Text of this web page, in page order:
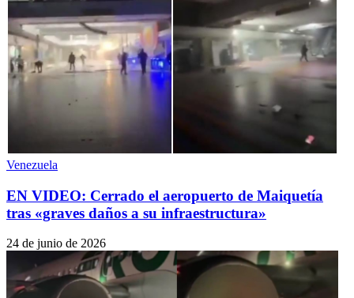
Venezuela
EN VIDEO: Cerrado el aeropuerto de Maiquetía
tras «graves daños a su infraestructura»
24 de junio de 2026